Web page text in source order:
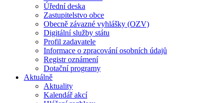
Úřední deska
Zastupitelstvo obce
Obecně závazné vyhlášky (OZV)
Digitální služby státu
Profil zadavatele
Informace o zpracování osobních údajů
Registr oznámení
Dotační programy
Aktuálně
Aktuality
Kalendář akcí